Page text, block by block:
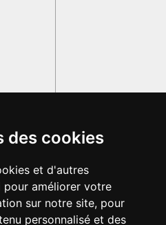
des cookies
et d'autres
améliorer votre
sur notre site, pour
personnalisé et des